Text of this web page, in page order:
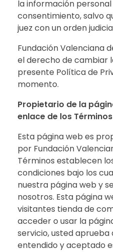
la información
consentimiento, salvo
juez con un orden
Fundación Valenciana
el derecho de cambiar
presente Política de
momento.
Propietario de la
enlace de los Términos
Esta página web es
por Fundación
Términos establecen
condiciones bajo los
nuestra página web y
nosotros. Esta página
visitantes tienda de
acceder o usar la
servicio, usted aprueba
entendido y aceptado